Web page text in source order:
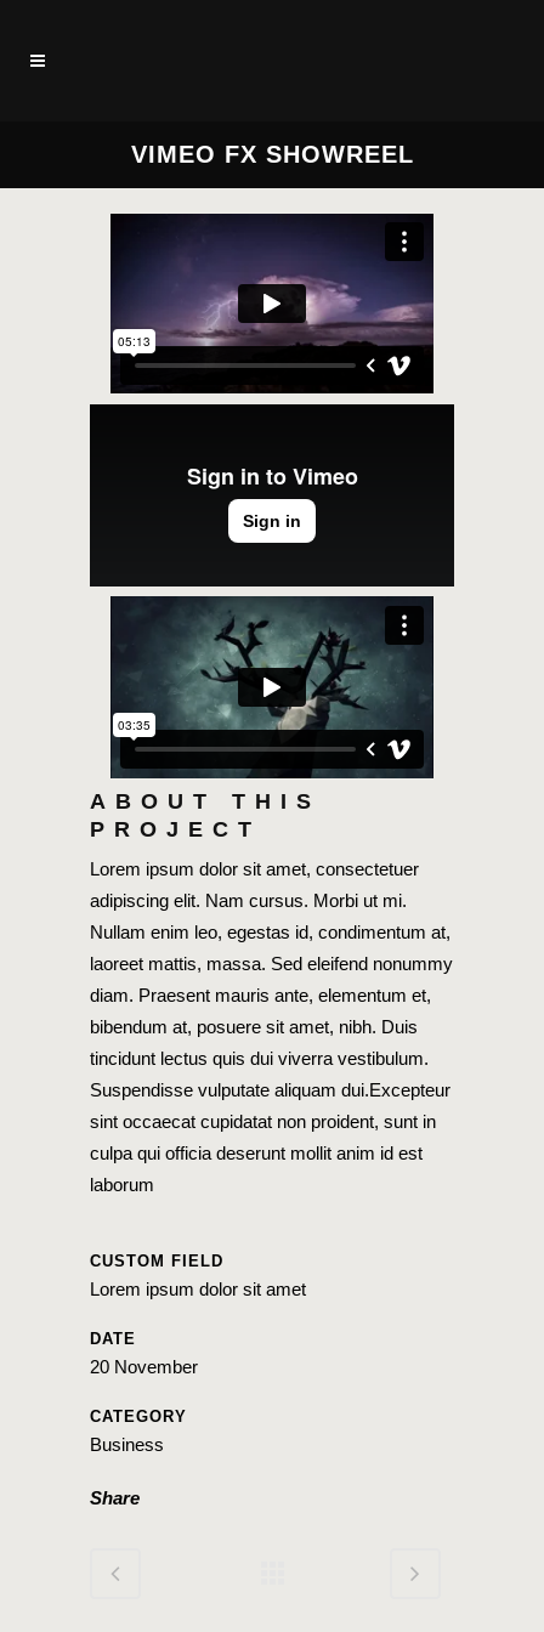
VIMEO FX SHOWREEL
ABOUT THIS
PROJECT
Lorem ipsum dolor sit amet, consectetuer
adipiscing elit. Nam cursus. Morbi ut mi.
Nullam enim leo, egestas id, condimentum at,
laoreet mattis, massa. Sed eleifend nonummy
diam. Praesent mauris ante, elementum et,
bibendum at, posuere sit amet, nibh. Duis
tincidunt lectus quis dui viverra vestibulum.
Suspendisse vulputate aliquam dui.Excepteur
sint occaecat cupidatat non proident, sunt in
culpa qui officia deserunt mollit anim id est
laborum
CUSTOM FIELD
Lorem ipsum dolor sit amet
DATE
20 November
CATEGORY
Business
Share